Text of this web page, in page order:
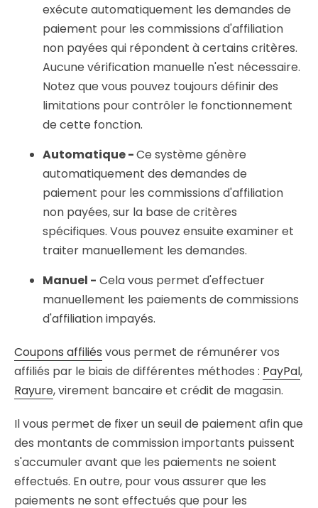
exécute automatiquement les demandes de
paiement pour les commissions d'affiliation
non payées qui répondent à certains critères.
Aucune vérification manuelle n'est nécessaire.
Notez que vous pouvez toujours définir des
limitations pour contrôler le fonctionnement
de cette fonction.
Automatique -Ce système génère
automatiquement des demandes de
paiement pour les commissions d'affiliation
non payées, sur la base de critères
spécifiques. Vous pouvez ensuite examiner et
traiter manuellement les demandes.
Manuel - Cela vous permet d'effectuer
manuellement les paiements de commissions
d'affiliation impayés.
Coupons affiliés vous permet de rémunérer vos
affiliés par le biais de différentes méthodes : PayPal,
Rayure, virement bancaire et crédit de magasin.
Il vous permet de fixer un seuil de paiement afin que
des montants de commission importants puissent
s'accumuler avant que les paiements ne soient
effectués. En outre, pour vous assurer que les
paiements ne sont effectués que pour les